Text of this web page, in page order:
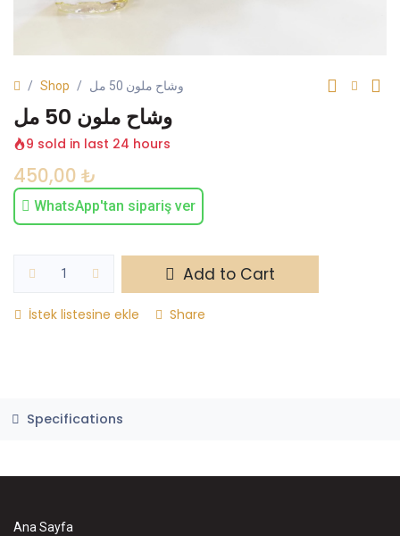
Shop وشاح ملون 50 مل
وشاح ملون 50 مل
9 sold in last 24 hours
450,00 ₺
WhatsApp'tan sipariş ver
Add to Cart
İstek listesine ekle Share
Specifications
Ana Sayfa